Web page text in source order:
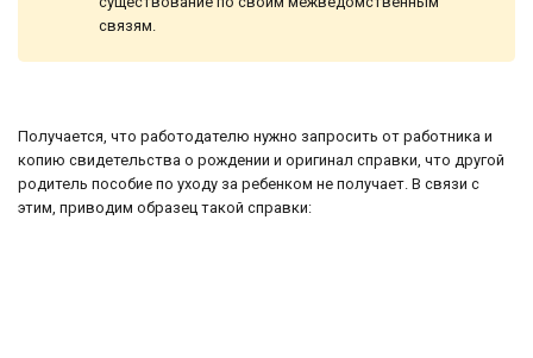
связям.
Получается, что работодателю нужно запросить от работника и
копию свидетельства о рождении и оригинал справки, что другой
родитель пособие по уходу за ребенком не получает. В связи с
этим, приводим образец такой справки: